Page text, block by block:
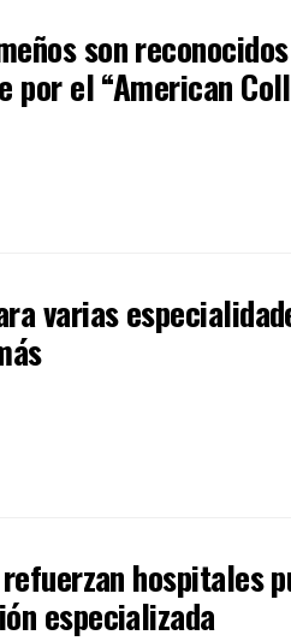
son reconocidos
por el “American
varias
refuerzan hospitales
especializada